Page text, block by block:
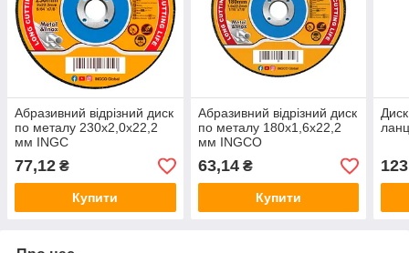
Абразивний відрізний диск
по металу 230x2,0x22,2
мм INGC
77,12 ₴
Купити
Абразивний відрізний диск
по металу 180x1,6x22,2
мм INGCO
63,14₴
Купити